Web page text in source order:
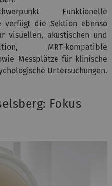
Funktionelle
verfügt die Sektion ebenso
visuellen, akustischen und
MRT-kompatible
Messplätze für klinische
Untersuchungen.
Fokus